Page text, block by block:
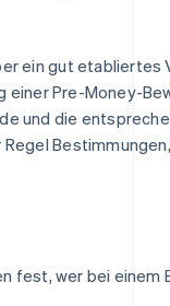
ein gut etabliertes
einer Pre-Money-
und die
fest, wer bei einem